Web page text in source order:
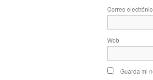
Correo
Web
Guarda mi